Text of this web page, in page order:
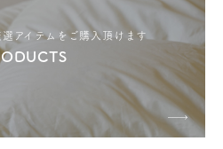
アイテムをご購入頂けます